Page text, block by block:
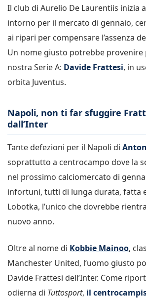
Il club di Aurelio De Laurentiis inizia
intorno per il mercato di gennaio,
ai ripari per compensare l’assenza
Un nome giusto potrebbe provenire
nostra Serie A: Davide Frattesi, in
orbita Juventus.
Napoli, non ti far sfuggire
dall’Inter
Tante defezioni per il Napoli di
soprattutto a centrocampo dove la
nel prossimo calciomercato di
infortuni, tutti di lunga durata, fatta
Lobotka, l’unico che dovrebbe
nuovo anno.
Oltre al nome di Kobbie Mainoo,
Manchester United, l’uomo giusto
Davide Frattesi dell’Inter. Come
odierna di Tuttosport, il